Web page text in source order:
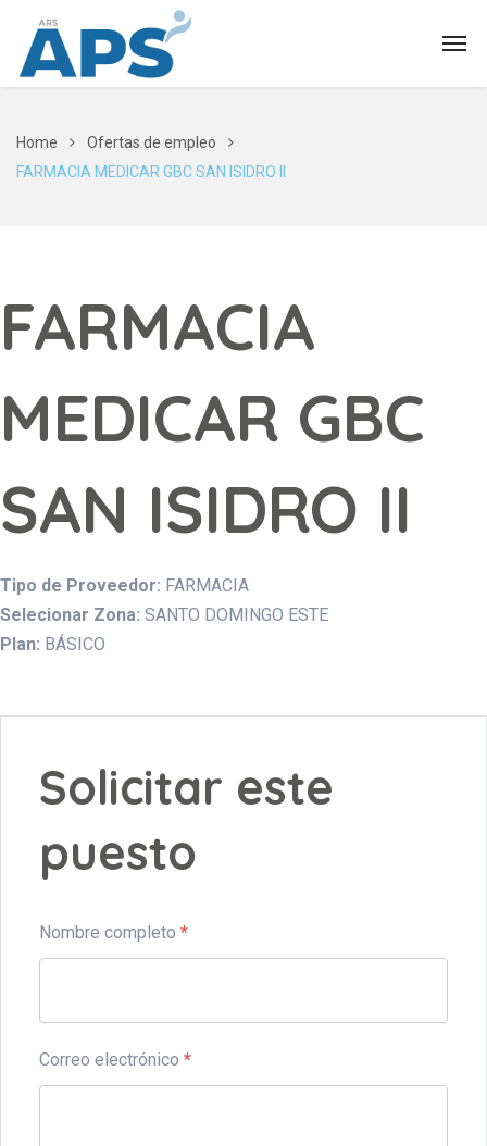
Home
Ofertas de empleo
FARMACIA MEDICAR GBC SAN ISIDRO II
FARMACIA
MEDICAR GBC
SAN ISIDRO II
Tipo de Proveedor: FARMACIA
Selecionar Zona: SANTO DOMINGO ESTE
Plan: BÁSICO
Solicitar este
puesto
Nombre completo *
Correo electrónico *